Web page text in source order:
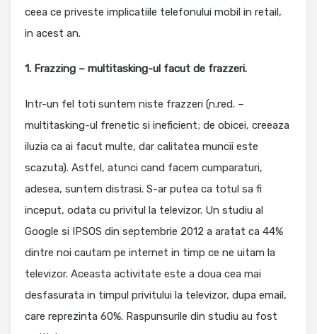
ceea ce priveste implicatiile telefonului mobil in retail,
in acest an.
1. Frazzing – multitasking-ul facut de frazzeri.
Intr-un fel toti suntem niste frazzeri (n.red. –
multitasking-ul frenetic si ineficient; de obicei, creeaza
iluzia ca ai facut multe, dar calitatea muncii este
scazuta). Astfel, atunci cand facem cumparaturi,
adesea, suntem distrasi. S-ar putea ca totul sa fi
inceput, odata cu privitul la televizor. Un studiu al
Google si IPSOS din septembrie 2012 a aratat ca 44%
dintre noi cautam pe internet in timp ce ne uitam la
televizor. Aceasta activitate este a doua cea mai
desfasurata in timpul privitului la televizor, dupa email,
care reprezinta 60%. Raspunsurile din studiu au fost